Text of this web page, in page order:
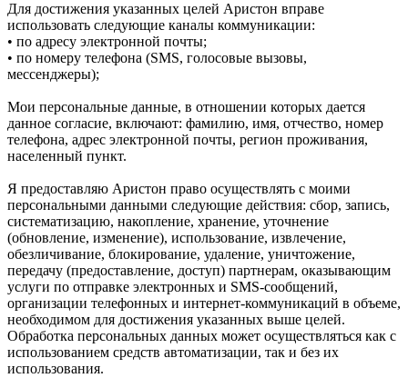
Для достижения указанных целей Аристон вправе
использовать следующие каналы коммуникации:
• по адресу электронной почты;
• по номеру телефона (SMS, голосовые вызовы,
мессенджеры);
Мои персональные данные, в отношении которых дается
данное согласие, включают: фамилию, имя, отчество, номер
телефона, адрес электронной почты, регион проживания,
населенный пункт.
Я предоставляю Аристон право осуществлять с моими
персональными данными следующие действия: сбор, запись,
систематизацию, накопление, хранение, уточнение
(обновление, изменение), использование, извлечение,
обезличивание, блокирование, удаление, уничтожение,
передачу (предоставление, доступ) партнерам, оказывающим
услуги по отправке электронных и SMS‑сообщений,
организации телефонных и интернет‑коммуникаций в объеме,
необходимом для достижения указанных выше целей.
Обработка персональных данных может осуществляться как с
использованием средств автоматизации, так и без их
использования.